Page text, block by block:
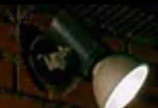
全て表示
消息